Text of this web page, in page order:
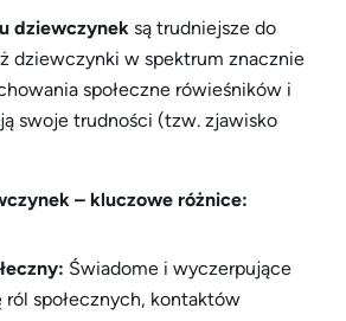
dziewczynek są trudniejsze do
dziewczynki w spektrum znacznie
społeczne rówieśników i
swoje trudności (tzw. zjawisko
– kluczowe różnice:
Świadome i wyczerpujące
społecznych, kontaktów